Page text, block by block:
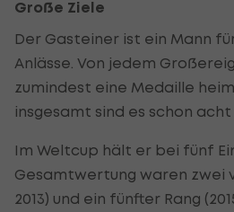
Große Ziele
Der Gasteiner ist ein Mann
Anlässe. Von jedem
zumindest eine Medaille
insgesamt sind es schon acht
Im Weltcup hält er bei fünf
Gesamtwertung waren zwei
2013) und ein fünfter Rang